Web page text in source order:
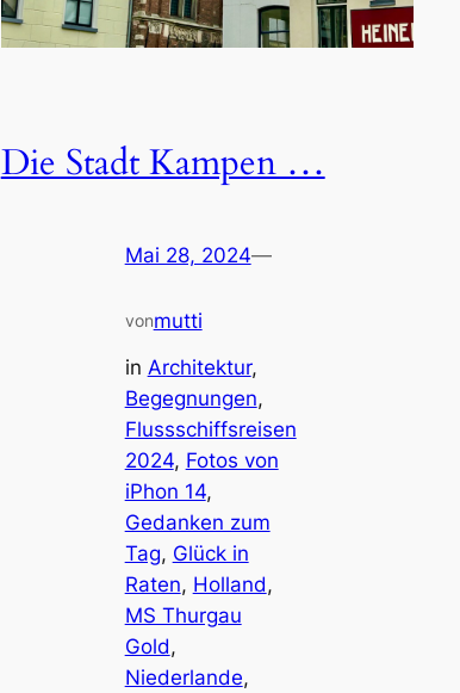
Die Stadt Kampen …
Mai 28, 2024—
vonmutti
in Architektur
Begegnungen
Flussschiffsreisen
2024, Fotos von
iPhon 14
Gedanken zum
Tag, Glück in
Raten, Holland
MS Thurgau
Gold
Niederlande